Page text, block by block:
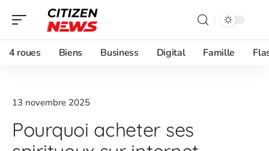
4 roues Biens Business Digital Famille
13 novembre 2025
Pourquoi acheter ses